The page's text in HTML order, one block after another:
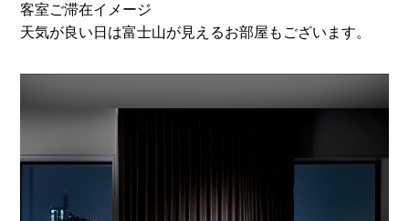
客室ご滞在イメージ
天気が良い日は富士山が見えるお部屋もございます。